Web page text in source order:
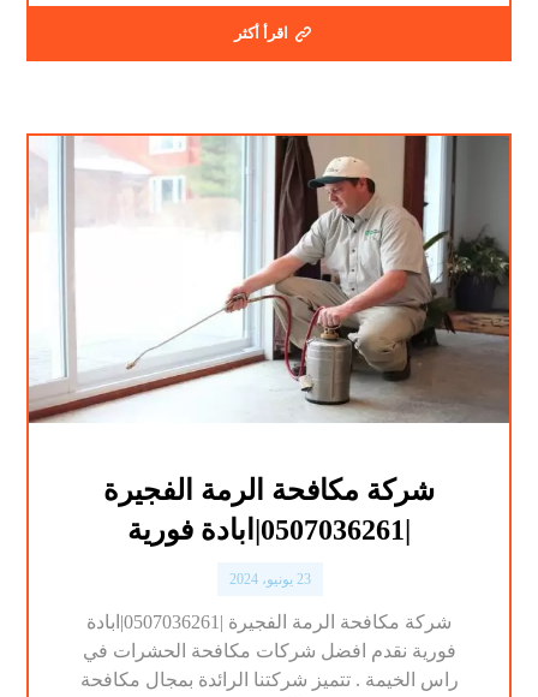
اقرأ أكثر
شركة مكافحة الرمة الفجيرة
23 يونيو، 2024
شركة مكافحة الرمة الفجيرة |0507036261|ابادة
فورية نقدم افضل شركات مكافحة الحشرات في
راس الخيمة . تتميز شركتنا الرائدة بمجال مكافحة